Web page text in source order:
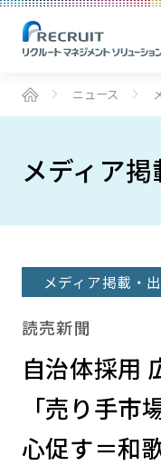
ニュース
メディア
メディア掲載・
読売新聞
自治体採用
「売り手市
心促す＝和